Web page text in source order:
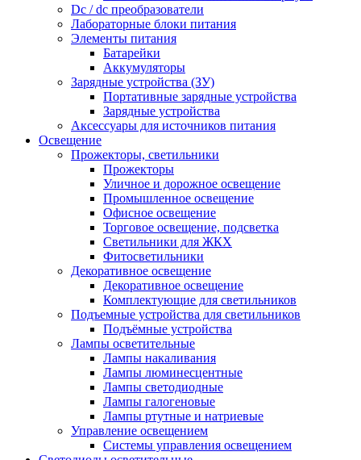
Dc / dc преобразователи
Лабораторные блоки питания
Элементы питания
Батарейки
Аккумуляторы
Зарядные устройства (ЗУ)
Портативные зарядные устройства
Зарядные устройства
Аксессуары для источников питания
Освещение
Прожекторы, светильники
Прожекторы
Уличное и дорожное освещение
Промышленное освещение
Офисное освещение
Торговое освещение, подсветка
Светильники для ЖКХ
Фитосветильники
Декоративное освещение
Декоративное освещение
Комплектующие для светильников
Подъемные устройства для светильников
Подъёмные устройства
Лампы осветительные
Лампы накаливания
Лампы люминесцентные
Лампы светодиодные
Лампы галогеновые
Лампы ртутные и натриевые
Управление освещением
Системы управления освещением